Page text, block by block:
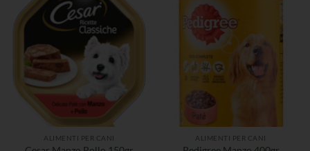
ALIMENTI PER CANI ALIMENTI PER CANI